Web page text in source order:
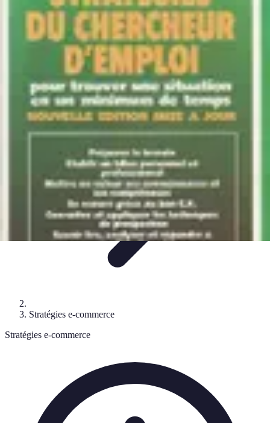
Ecommerçants France
Fidélisation et expérience clientService Client
Stratégies
marketingPlateformes e-commerceStratégies e-commerce
Ecommerçants France
Stratégies e-commerce
Stratégies e-commerce